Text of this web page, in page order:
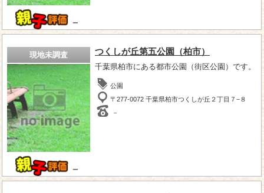
－
現地未調査
－
つくしが丘第五公園（柏市）
千葉県柏市にある都市公園（街区公園）です。
公園
〒277-0072 千葉県柏市つくしが丘２丁目７−８
－